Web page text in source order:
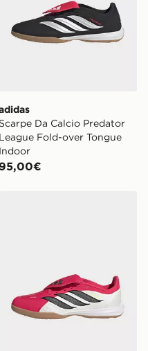
Scarpe Da Calcio Predator
League Fold-over Tongue
Indoor
95,00€